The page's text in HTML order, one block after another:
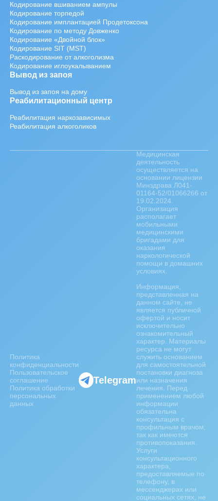
Кодирование вшиванием ампулы
Кодирование торпедой
Кодирование имплантацией Продетоксона
Кодирование по методу Довженко
Кодирование «Двойной блок»
Кодирование SIT (MST)
Раскодирование от алкоголизма
Кодирование иглоукалыванием
Вывод из запоя
Вывод из запоя на дому
Реабилитационный центр
Реабилитация наркозависимых
Реабилитация алкоголиков
Политика
конфиденциальности
Пользовательское
соглашение
Политика обработки
персональных
данных
Telegram
Медицинская
деятельность
осуществляется на
основании лицензии
Минздрава Л041-
01164-52/01066266 от
19.02.2024.
Организация
располагает
мобильными
медицинскими
бригадами для
оказания
наркологической
помощи в домашних
условиях.
Информация,
представленная на
данном сайте, не
является публичной
офертой и носит
исключительно
ознакомительный
характер. Материалы
ресурса не могут
служить основанием
для самостоятельной
постановки диагноза
или назначения
лечения. Перед
применением любой
информации
обязательна
консультация с
профильным врачом,
так как имеются
противопоказания.
Услуги
консультационного
характера,
предоставляемые по
телефону, в
мессенджерах или
социальных сетях, не